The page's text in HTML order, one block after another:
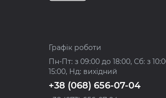
Графік роботи
Пн-Пт: з 09:00 до 18:00, Сб: з
15:00, Нд: вихідний
+38 (068) 656-07-04